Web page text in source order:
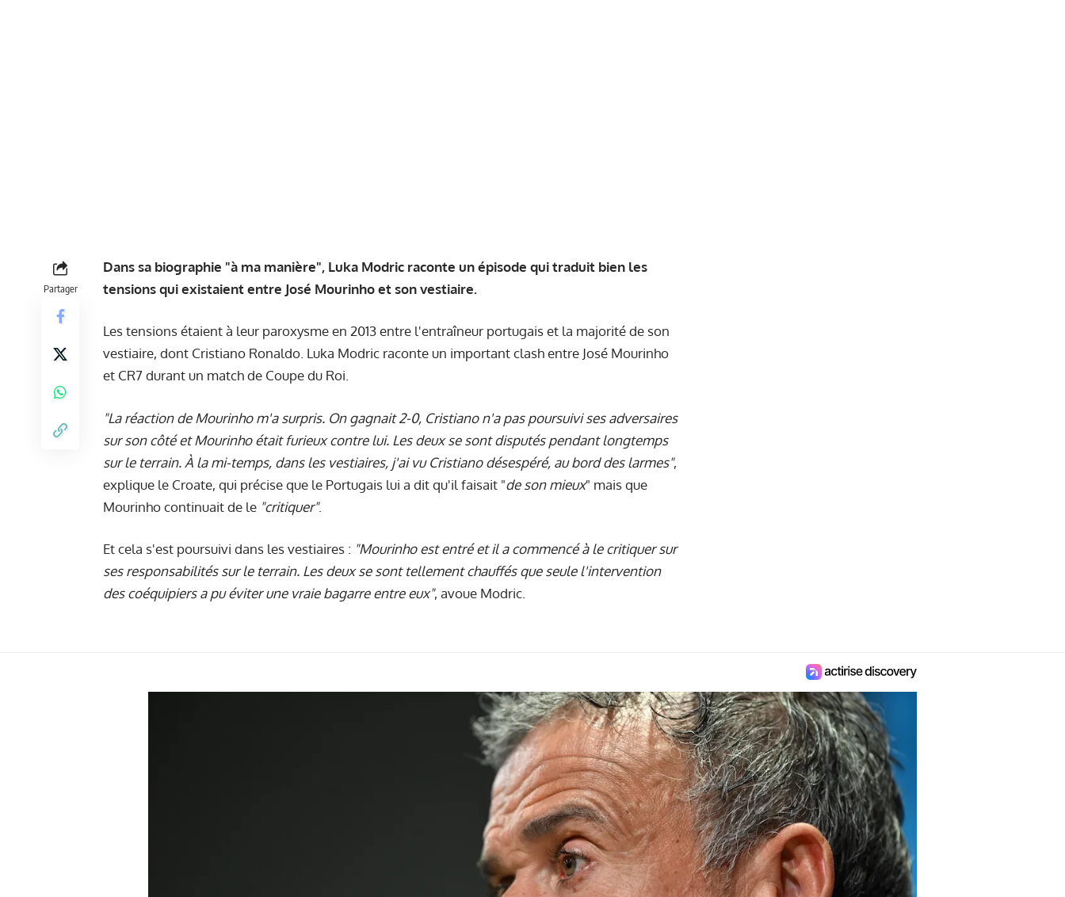
Partager
Dans sa biographie "à ma manière", Luka Modric raconte un épisode qui traduit bien les
tensions qui existaient entre José Mourinho et son vestiaire.
Les tensions étaient à leur paroxysme en 2013 entre l'entraîneur portugais et la majorité de son
vestiaire, dont Cristiano Ronaldo. Luka Modric raconte un important clash entre José Mourinho
et CR7 durant un match de Coupe du Roi.
"La réaction de Mourinho m'a surpris. On gagnait 2-0, Cristiano n'a pas poursuivi ses adversaires
sur son côté et Mourinho était furieux contre lui. Les deux se sont disputés pendant longtemps
sur le terrain. À la mi-temps, dans les vestiaires, j'ai vu Cristiano désespéré, au bord des larmes",
explique le Croate, qui précise que le Portugais lui a dit qu'il faisait "de son mieux" mais que
Mourinho continuait de le "critiquer".
Et cela s'est poursuivi dans les vestiaires : "Mourinho est entré et il a commencé à le critiquer sur
ses responsabilités sur le terrain. Les deux se sont tellement chauffés que seule l'intervention
des coéquipiers a pu éviter une vraie bagarre entre eux", avoue Modric.